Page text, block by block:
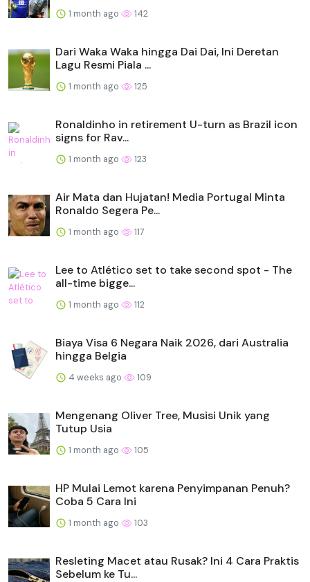
1 month ago 142
Dari Waka Waka hingga Dai Dai, Ini Deretan
Lagu Resmi Piala ...
1 month ago 125
Ronaldinho in retirement U-turn as Brazil icon
signs for Rav...
1 month ago 123
Air Mata dan Hujatan! Media Portugal Minta
Ronaldo Segera Pe...
1 month ago 117
Lee to Atlético set to take second spot - The
all-time bigge...
1 month ago 112
Biaya Visa 6 Negara Naik 2026, dari Australia
hingga Belgia
4 weeks ago 109
Mengenang Oliver Tree, Musisi Unik yang
Tutup Usia
1 month ago 105
HP Mulai Lemot karena Penyimpanan Penuh?
Coba 5 Cara Ini
1 month ago 103
Resleting Macet atau Rusak? Ini 4 Cara Praktis
Sebelum ke Tu...